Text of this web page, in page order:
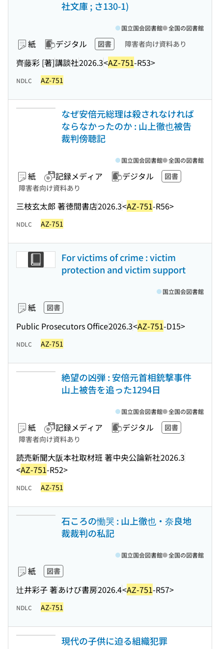
社文庫 ; さ130-1)
紙 デジタル 図書 障害者向け資料あり
齊藤彩 [著]講談社2026.3<AZ-751-R53>
国立国会図書館 全国の図書館
NDLC AZ-751
なぜ安倍元総理は殺されなければ
ならなかったのか : 山上徹也被告
裁判傍聴記
紙 記録メディア デジタル
図書
障害者向け資料あり
三枝玄太郎 著徳間書店2026.3<AZ-751-R56>
国立国会図書館 全国の図書館
NDLC AZ-751
For victims of crime : victim
protection and victim support
紙 図書
Public Prosecutors Office2026.3<AZ-751-D15>
国立国会図書館
NDLC AZ-751
絶望の凶弾 : 安倍元首相銃撃事件
山上被告を追った1294日
紙 記録メディア デジタル
図書
障害者向け資料あり
読売新聞大阪本社取材班 著中央公論新社2026.3
<AZ-751-R52>
国立国会図書館 全国の図書館
NDLC AZ-751
石ころの慟哭 : 山上徹也・奈良地
裁裁判の私記
紙 図書
辻井彩子 著あけび書房2026.4<AZ-751-R57>
国立国会図書館 全国の図書館
NDLC AZ-751
現代の子供に迫る組織犯罪